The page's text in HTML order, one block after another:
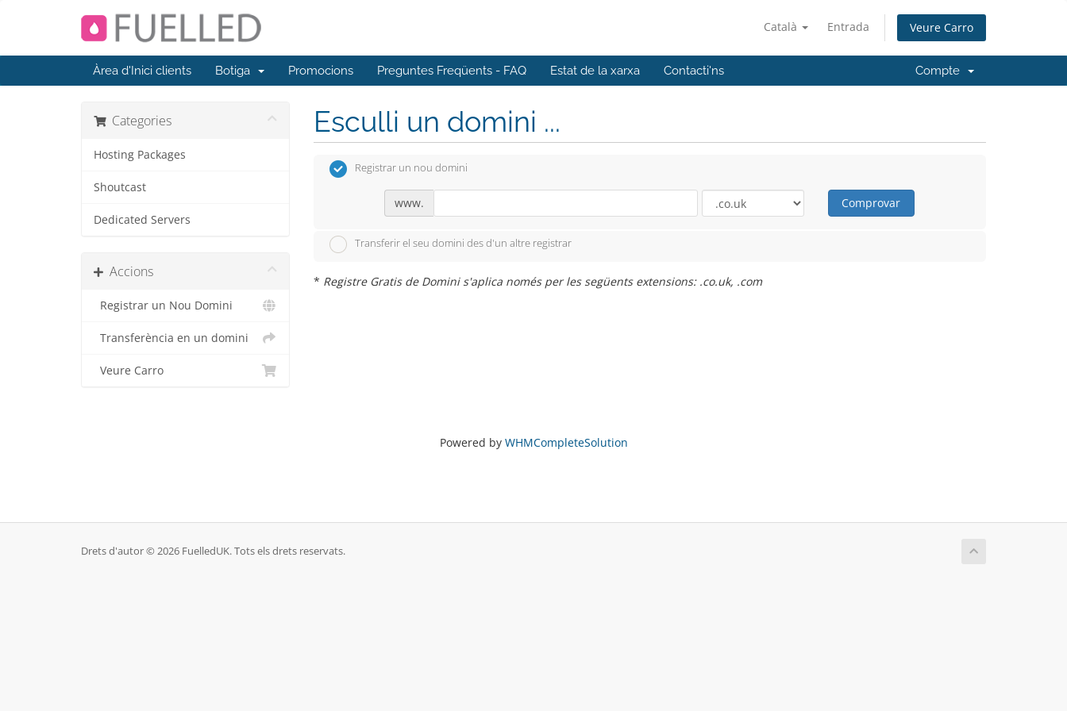
Català Entrada Veure Carro
Àrea d'Inici clients Botiga Promocions Preguntes Freqüents - FAQ Estat de la xarxa Contacti'ns Compte
Categories
Hosting Packages
Shoutcast
Dedicated Servers
Accions
Registrar un Nou Domini
Transferència en un domini
Veure Carro
Esculli un domini ...
Registrar un nou domini
www. Comprovar
Transferir el seu domini des d'un altre registrar
* Registre Gratis de Domini s'aplica només per les següents extensions: .co.uk, .com
Powered by WHMCompleteSolution
Drets d'autor © 2026 FuelledUK. Tots els drets reservats.